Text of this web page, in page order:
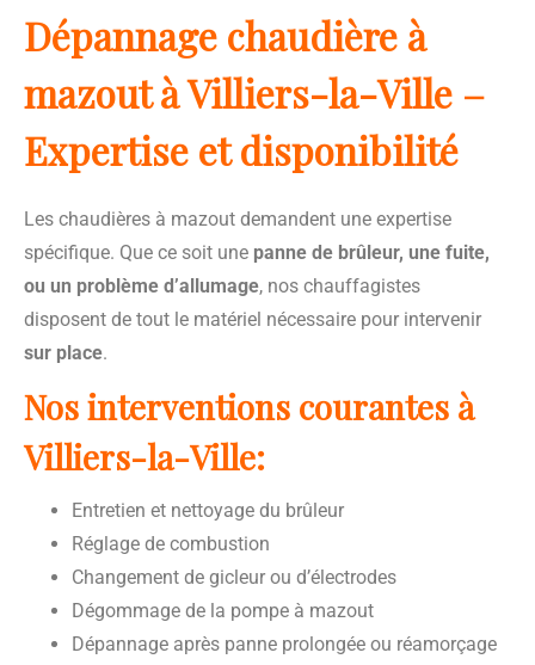
Dépannage chaudière à
mazout à Villiers-la-Ville –
Expertise et disponibilité
Les chaudières à mazout demandent une expertise
spécifique. Que ce soit une panne de brûleur, une fuite,
ou un problème d’allumage, nos chauffagistes
disposent de tout le matériel nécessaire pour intervenir
sur place.
Nos interventions courantes à
Villiers-la-Ville:
Entretien et nettoyage du brûleur
Réglage de combustion
Changement de gicleur ou d’électrodes
Dégommage de la pompe à mazout
Dépannage après panne prolongée ou réamorçage